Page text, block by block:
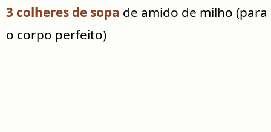
3 colheres de sopa de amido de milho (para
o corpo perfeito)